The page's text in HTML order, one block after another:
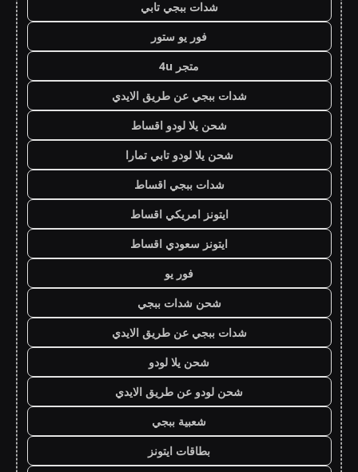
شدات ببجي تابي
فور يو ستور
متجر 4u
شدات ببجي عن طريق الايدي
شحن يلا لودو اقساط
شحن يلا لودو تابي تمارا
شدات ببجي اقساط
ايتونز امريكي اقساط
ايتونز سعودي اقساط
فور يو
شحن شدات ببجي
شدات ببجي عن طريق الايدي
شحن يلا لودو
شحن لودو عن طريق الايدي
شعبية ببجي
بطاقات ايتونز